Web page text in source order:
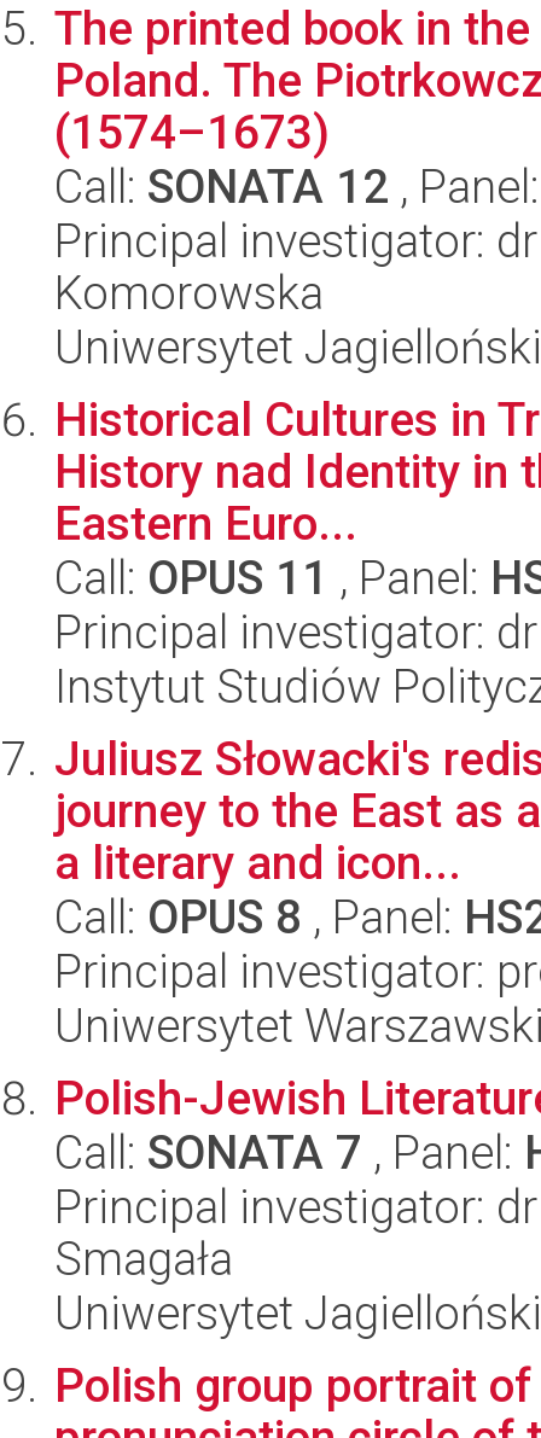
The printed book in
Poland. The
(1574–1673)
Call: SONATA 12 ,
Principal investigator:
Komorowska
Uniwersytet
Historical Cultures in
History nad Identity in
Eastern Euro...
Call: OPUS 11 , Panel:
Principal investigator:
Instytut Studiów
Juliusz Słowacki's
journey to the East as
a literary and icon...
Call: OPUS 8 , Panel:
Principal investigator:
Uniwersytet
Polish-Jewish
Call: SONATA 7 , Panel:
Principal investigator:
Smagała
Uniwersytet
Polish group portrait